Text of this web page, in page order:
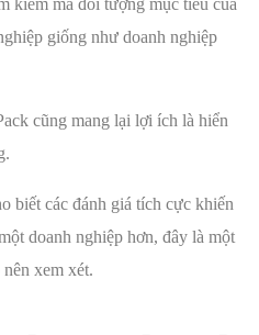
kiếm mà đối tượng mục tiêu của
giống như doanh nghiệp
cũng mang lại lợi ích là hiển
biết các đánh giá tích cực khiến
doanh nghiệp hơn, đây là một
xem xét.